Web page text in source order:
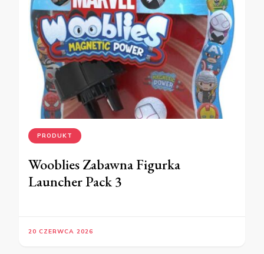
PRODUKT
Wooblies Zabawna Figurka
Launcher Pack 3
20 CZERWCA 2026